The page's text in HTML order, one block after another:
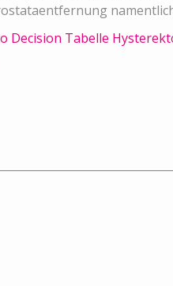
Decision Tabelle